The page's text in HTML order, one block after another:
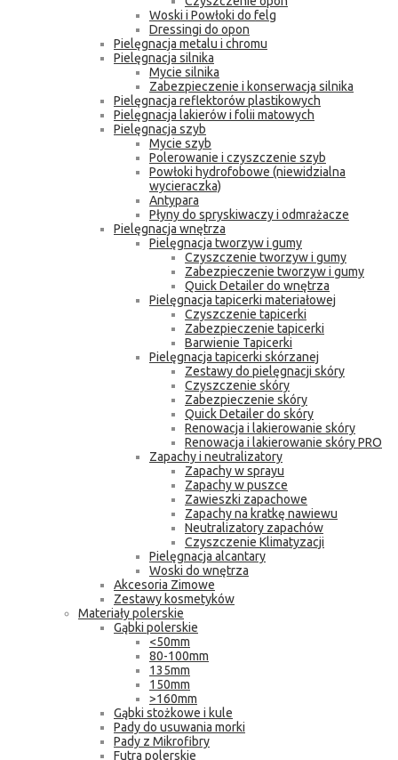
Woski i Powłoki do felg
Dressingi do opon
Pielęgnacja metalu i chromu
Pielęgnacja silnika
Mycie silnika
Zabezpieczenie i konserwacja silnika
Pielęgnacja reflektorów plastikowych
Pielęgnacja lakierów i folii matowych
Pielęgnacja szyb
Mycie szyb
Polerowanie i czyszczenie szyb
Powłoki hydrofobowe (niewidzialna
wycieraczka)
Antypara
Płyny do spryskiwaczy i odmrażacze
Pielęgnacja wnętrza
Pielęgnacja tworzyw i gumy
Czyszczenie tworzyw i gumy
Zabezpieczenie tworzyw i gumy
Quick Detailer do wnętrza
Pielęgnacja tapicerki materiałowej
Czyszczenie tapicerki
Zabezpieczenie tapicerki
Barwienie Tapicerki
Pielęgnacja tapicerki skórzanej
Zestawy do pielęgnacji skóry
Czyszczenie skóry
Zabezpieczenie skóry
Quick Detailer do skóry
Renowacja i lakierowanie skóry
Renowacja i lakierowanie skóry PRO
Zapachy i neutralizatory
Zapachy w sprayu
Zapachy w puszce
Zawieszki zapachowe
Zapachy na kratkę nawiewu
Neutralizatory zapachów
Czyszczenie Klimatyzacji
Pielęgnacja alcantary
Woski do wnętrza
Akcesoria Zimowe
Zestawy kosmetyków
Materiały polerskie
Gąbki polerskie
<50mm
80-100mm
135mm
150mm
>160mm
Gąbki stożkowe i kule
Pady do usuwania morki
Pady z Mikrofibry
Futra polerskie